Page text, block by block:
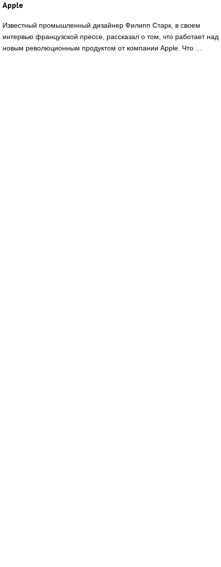
Apple
Известный промышленный дизайнер Филипп Старк, в своем
интервью французской прессе, рассказал о том, что работает над
новым революционным продуктом от компании Apple. Что …